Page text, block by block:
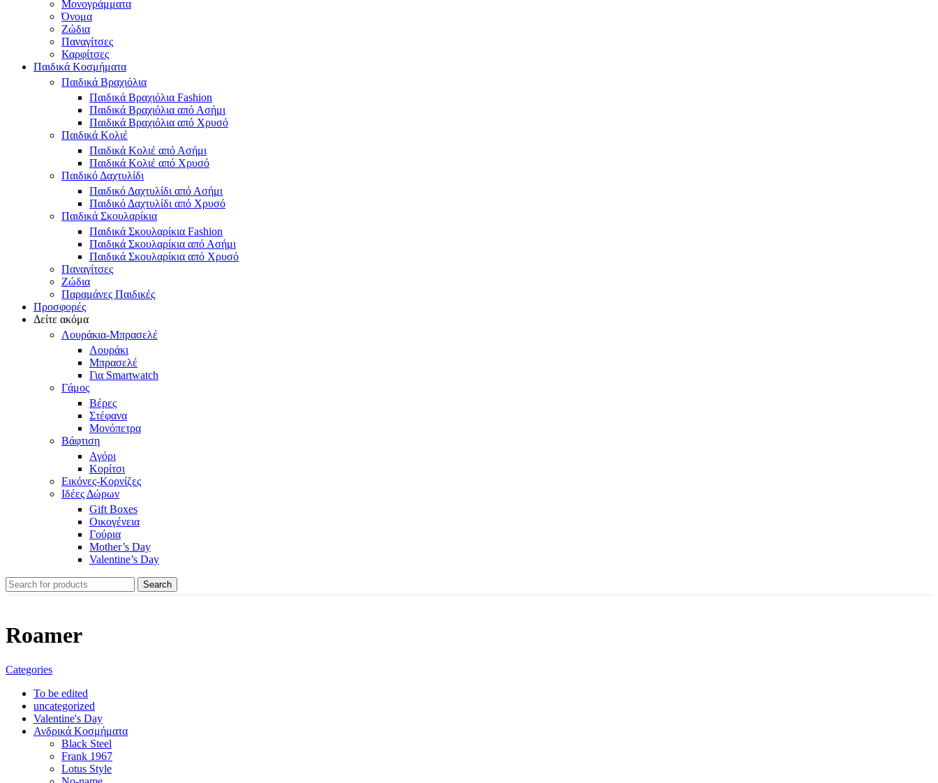
Μονογράμματα
Όνομα
Ζώδια
Παναγίτσες
Καρφίτσες
Παιδικά Κοσμήματα
Παιδικά Βραχιόλια
Παιδικά Βραχιόλια Fashion
Παιδικά Βραχιόλια από Ασήμι
Παιδικά Βραχιόλια από Χρυσό
Παιδικά Κολιέ
Παιδικά Κολιέ από Ασήμι
Παιδικά Κολιέ από Χρυσό
Παιδικό Δαχτυλίδι
Παιδικό Δαχτυλίδι από Ασήμι
Παιδικό Δαχτυλίδι από Χρυσό
Παιδικά Σκουλαρίκια
Παιδικά Σκουλαρίκια Fashion
Παιδικά Σκουλαρίκια από Ασήμι
Παιδικά Σκουλαρίκια από Χρυσό
Παναγίτσες
Ζώδια
Παραμάνες Παιδικές
Προσφορές
Δείτε ακόμα
Λουράκια-Μπρασελέ
Λουράκι
Μπρασελέ
Για Smartwatch
Γάμος
Βέρες
Στέφανα
Μονόπετρα
Βάφτιση
Αγόρι
Κορίτσι
Εικόνες-Κορνίζες
Ιδέες Δώρων
Gift Boxes
Οικογένεια
Γούρια
Mother’s Day
Valentine’s Day
Search
Roamer
Categories
To be edited
uncategorized
Valentine's Day
Ανδρικά Κοσμήματα
Black Steel
Frank 1967
Lotus Style